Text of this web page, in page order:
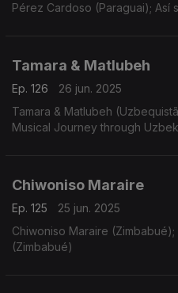
Pérez Cardoso (Paraguai); Así
Tamara & Matlubeh
Ep. 126
26 jun. 2025
Tamara & Matlubeh
Musical Journey through
Chiwoniso Maraire
Ep. 125
25 jun. 2025
Chiwoniso Maraire
(Zimbabué)